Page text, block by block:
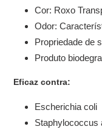
Cor: Roxo
Odor:
Propriedade de
Produto
Eficaz contra:
Escherichia coli
Staphylococcus